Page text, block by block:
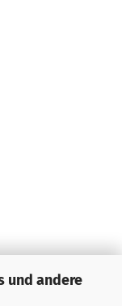
und andere